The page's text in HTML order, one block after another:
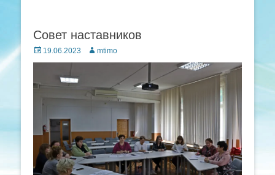
Совет наставников
Posted
on
19.06.2023 Author
mtimo